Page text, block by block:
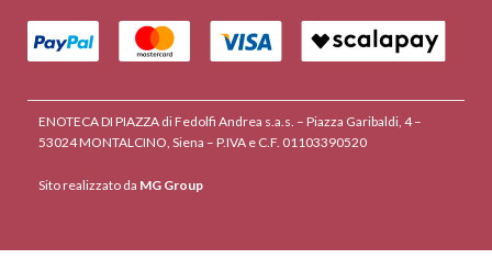
ENOTECA DI PIAZZA di Fedolfi Andrea s.a.s. – Piazza Garibaldi, 4 –
53024 MONTALCINO, Siena – P.IVA e C.F. 01103390520
Sito realizzato da MG Group